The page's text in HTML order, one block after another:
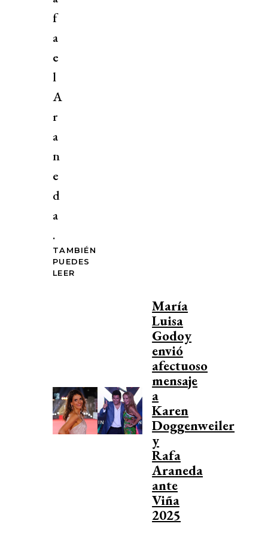
f
a
e
l
A
r
a
n
e
d
a
.
TAMBIÉN
PUEDES
LEER
María
Luisa
Godoy
envió
afectuoso
mensaje
a
Karen
Doggenweiler
y
Rafa
Araneda
ante
Viña
2025